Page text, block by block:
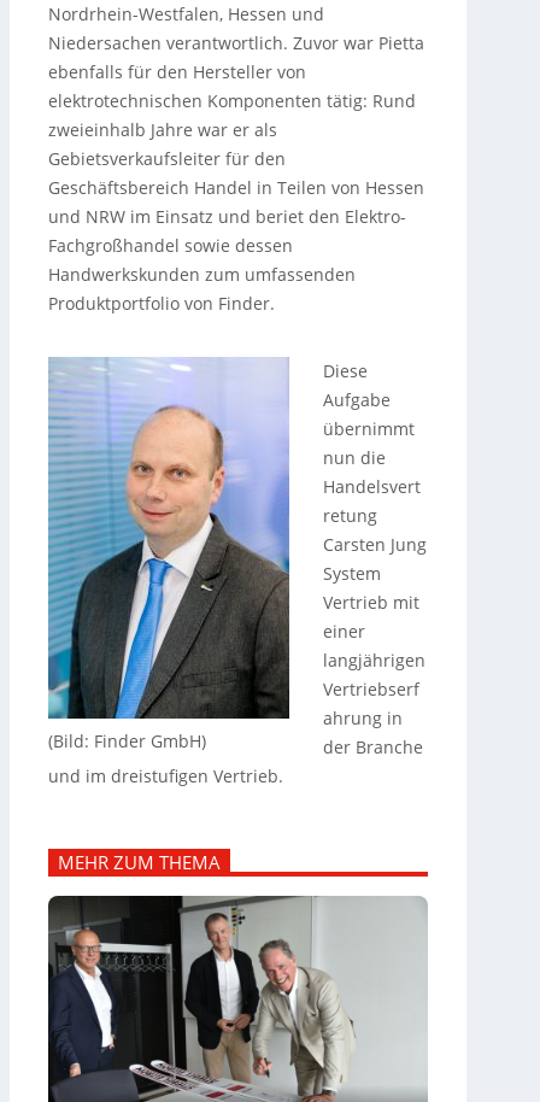
Nordrhein-Westfalen, Hessen und
Niedersachen verantwortlich. Zuvor war Pietta
ebenfalls für den Hersteller von
elektrotechnischen Komponenten tätig: Rund
zweieinhalb Jahre war er als
Gebietsverkaufsleiter für den
Geschäftsbereich Handel in Teilen von Hessen
und NRW im Einsatz und beriet den Elektro-
Fachgroßhandel sowie dessen
Handwerkskunden zum umfassenden
Produktportfolio von Finder.
(Bild: Finder GmbH)
Diese
Aufgabe
übernimmt
nun die
Handelsvert
retung
Carsten Jung
System
Vertrieb mit
einer
langjährigen
Vertriebserf
ahrung in
der Branche
und im dreistufigen Vertrieb.
MEHR ZUM THEMA